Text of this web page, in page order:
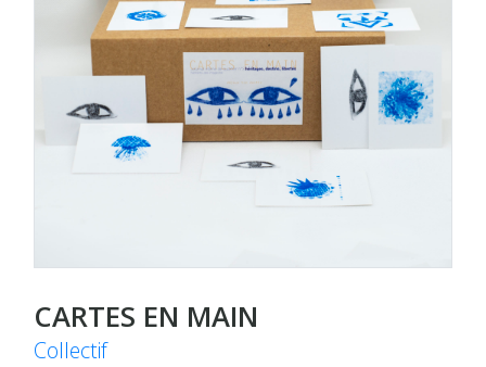
CARTES EN MAIN
Collectif